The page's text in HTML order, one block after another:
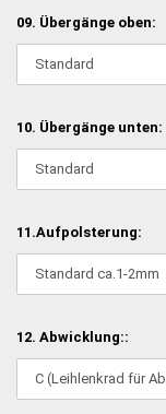
09. Übergänge oben:
10. Übergänge unten:
11.Aufpolsterung:
12. Abwicklung::